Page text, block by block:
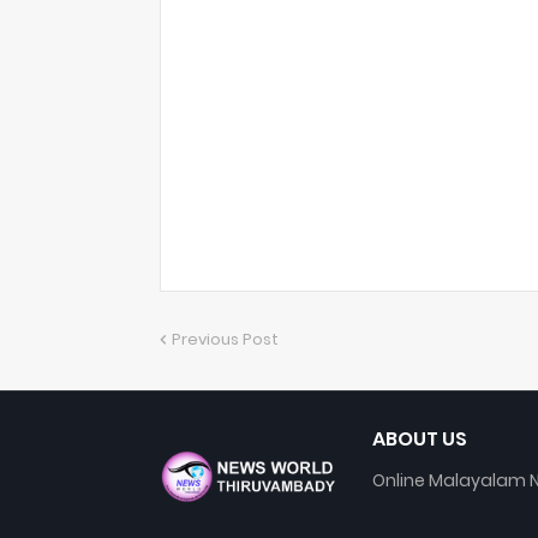
Previous Post
ABOUT US
Online Malayalam